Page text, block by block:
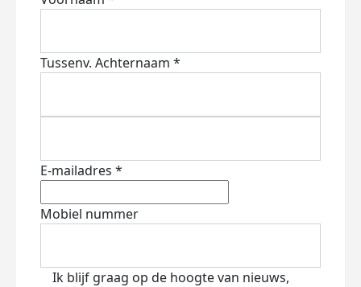
Tussenv. Achternaam *
E-mailadres *
Mobiel nummer
Ik blijf graag op de hoogte van nieuws,